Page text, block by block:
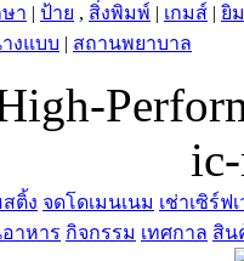
า | ป้าย , สิ่งพิมพ์ | เกมส์ | ยิม
งแบบ | สถานพยาบาล
สติ้ง จดโดเมนเนม เช่าเซิร์ฟ
าหาร กิจกรรม เทศกาล สิน